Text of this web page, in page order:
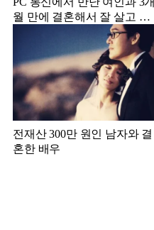
월 만에 결혼해서 잘 살고 있
전재산 300만 원인 남자와 결
혼한 배우